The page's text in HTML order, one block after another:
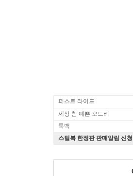
퍼스트 라이드
세상 참 예쁜 오드리
룩백
스틸북 한정판 판매알림 신청